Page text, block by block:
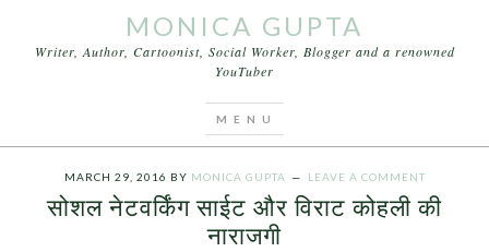
MONICA GUPTA
Writer, Author, Cartoonist, Social Worker, Blogger and a renowned
YouTuber
और विराट कोहली की नाराजगी
MARCH 29, 2016 BY MONICA GUPTA LEAVE A COMMENT
सोशल नेटवर्किंग साईट और विराट कोहली की
नाराजगी